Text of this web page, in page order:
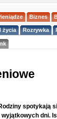
Biznes
życia Rozrywka
spotykają
dni.